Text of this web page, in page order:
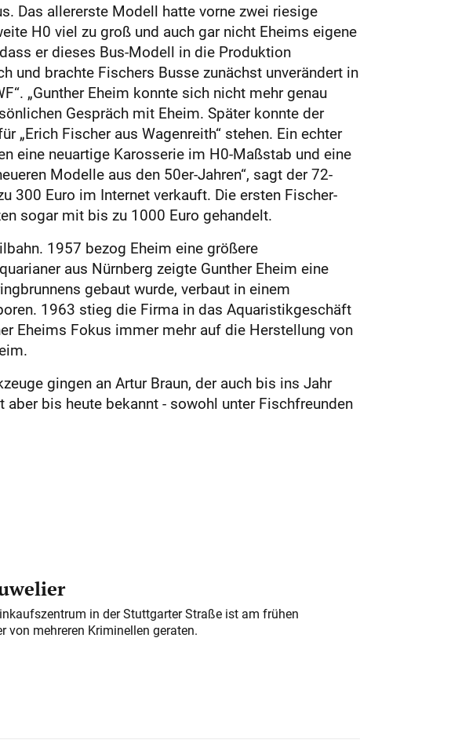
Das ­allererste Modell hatte vorne zwei riesige
H0 viel zu groß und auch gar nicht Eheims eigene
er dieses Bus-Modell in die Produktion
und brachte Fischers Busse zunächst unverändert in
„Gunther Eheim konnte sich nicht mehr genau
Gespräch mit Eheim. Später konnte der
­Fischer aus Wagenreith“ stehen. Ein echter
eine neuartige ­Karosserie im H0-Maßstab und eine
Modelle aus den 50er-Jahren“, sagt der 72-
300 Euro im Internet verkauft. Die ersten Fischer-
sogar mit bis zu 1000 Euro gehandelt.
1957 bezog Eheim eine größere
aus Nürnberg zeigte Gunther Eheim eine
gebaut wurde, verbaut in einem
1963 stieg die Firma in das Aquaristikgeschäft
Eheims Fokus immer mehr auf die Herstellung von
gingen an Artur Braun, der auch bis ins Jahr
bis heute bekannt - sowohl unter Fischfreunden
in der Stuttgarter Straße ist am frühen
von mehreren Kriminellen geraten.